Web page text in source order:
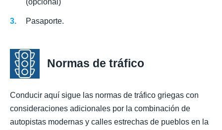
(opcional)
Pasaporte.
Normas de tráfico
Conducir aquí sigue las normas de tráfico griegas con
consideraciones adicionales por la combinación de
autopistas modernas y calles estrechas de pueblos en la